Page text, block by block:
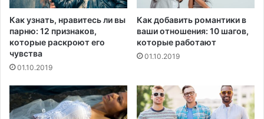
е
л
г
о
л
в
ы
м
Как узнать, нравитесь ли вы
парню: 12 признаков,
которые раскроют его
чувства
01.10.2019
Как добавить романтики в
ваши отношения: 10 шагов,
которые работают
01.10.2019